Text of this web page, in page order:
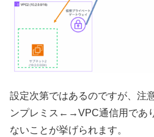
設定次第ではあるのですが、注
ンプレミス←→VPC通信用であ
ないことが挙げられます。